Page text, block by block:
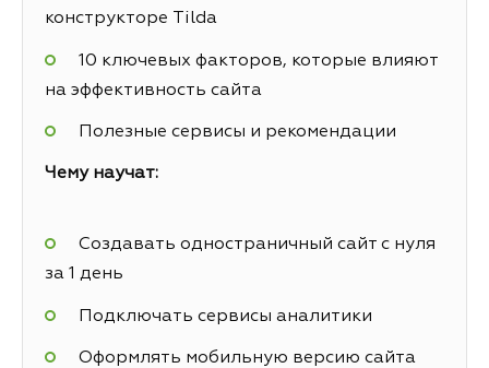
конструкторе Tilda
10 ключевых факторов, которые влияют
на эффективность сайта
Полезные сервисы и рекомендации
Чему научат:
Создавать одностраничный сайт с нуля
за 1 день
Подключать сервисы аналитики
Оформлять мобильную версию сайта